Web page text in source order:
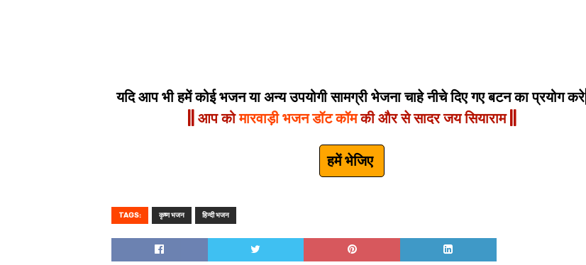
यदि आप भी हमें कोई भजन या अन्य उपयोगी सामग्री भेजना चाहे नीचे दिए गए बटन का प्रयोग करे|
|| आप कोमारवाड़ी भजन डॉट कॉमकी और से सादर जय सियाराम ||
हमें भेजिए
TAGS: कृष्ण भजन हिन्दी भजन